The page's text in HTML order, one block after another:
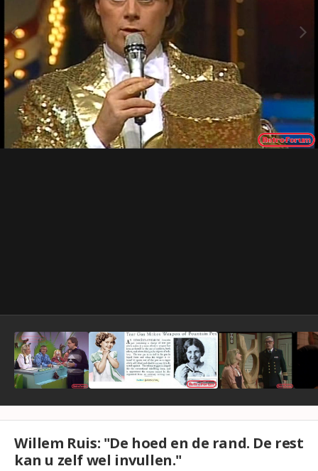
Willem Ruis: "De hoed en de rand. De rest
kan u zelf wel invullen."